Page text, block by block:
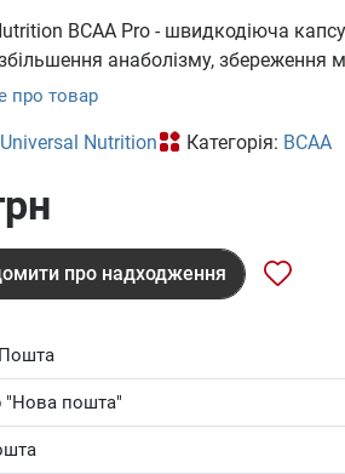
BCAA Pro - швидкодіюча
анаболізму, збереження
про товар
Universal Nutrition Категорія: BCAA
про надходження
"Нова пошта"